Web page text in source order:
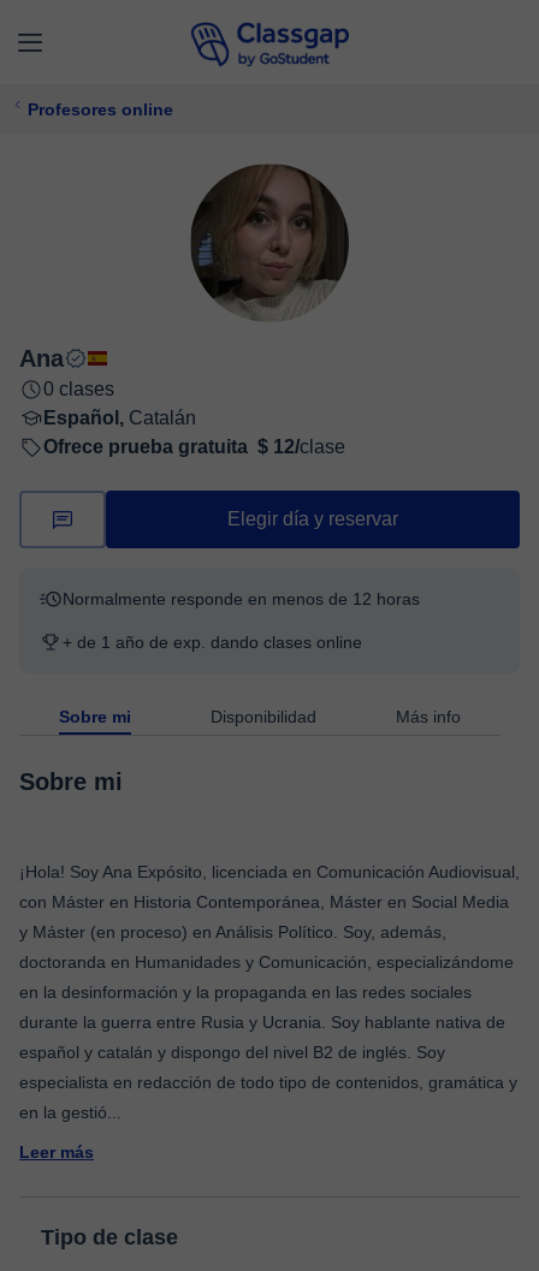
Profesores online
Ana
0 clases
Español, Catalán
Ofrece prueba gratuita $ 12/clase
Elegir día y reservar
Normalmente responde en menos de 12 horas
+ de 1 año de exp. dando clases online
Sobre mi Disponibilidad Más info
Sobre mi
¡Hola! Soy Ana Expósito, licenciada en Comunicación Audiovisual,
con Máster en Historia Contemporánea, Máster en Social Media
y Máster (en proceso) en Análisis Político. Soy, además,
doctoranda en Humanidades y Comunicación, especializándome
en la desinformación y la propaganda en las redes sociales
durante la guerra entre Rusia y Ucrania. Soy hablante nativa de
español y catalán y dispongo del nivel B2 de inglés. Soy
especialista en redacción de todo tipo de contenidos, gramática y
en la gestió
Leer más
Tipo de clase